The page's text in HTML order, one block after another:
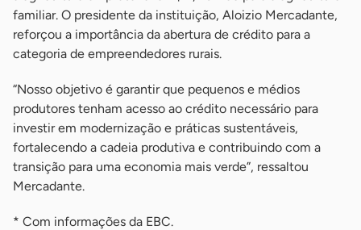
familiar. O presidente da instituição, Aloizio Mercadante,
reforçou a importância da abertura de crédito para a
categoria de empreendedores rurais.
“Nosso objetivo é garantir que pequenos e médios
produtores tenham acesso ao crédito necessário para
investir em modernização e práticas sustentáveis,
fortalecendo a cadeia produtiva e contribuindo com a
transição para uma economia mais verde”, ressaltou
Mercadante.
* Com informações da EBC.